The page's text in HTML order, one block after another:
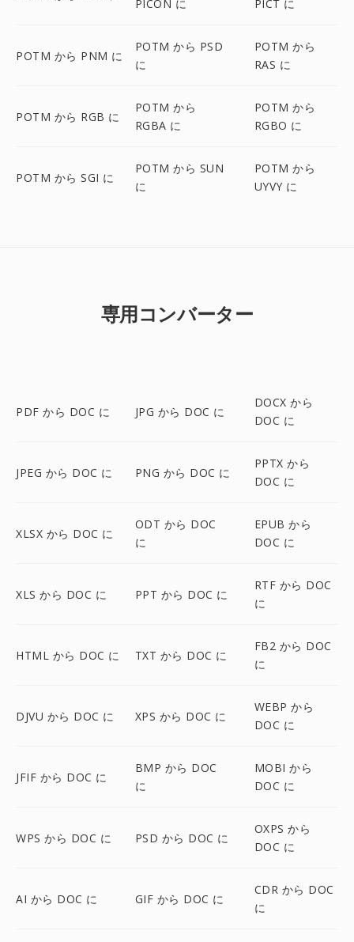
PICON に
PICT に
POTM から PNM に
POTM から PSD
に
POTM から
RAS に
POTM から RGB に
POTM から
RGBA に
POTM から
RGBO に
POTM から SGI に
POTM から SUN
に
POTM から
UYVY に
専用コンバーター
PDF から DOC に JPG から DOC に
DOCX から
DOC に
JPEG から DOC に PNG から DOC に
PPTX から
DOC に
XLSX から DOC に
ODT から DOC
に
EPUB から
DOC に
XLS から DOC に PPT から DOC に
RTF から DOC
に
HTML から DOC に TXT から DOC に
FB2 から DOC
に
DJVU から DOC に XPS から DOC に
WEBP から
DOC に
JFIF から DOC に
BMP から DOC
に
MOBI から
DOC に
WPS から DOC に PSD から DOC に
OXPS から
DOC に
AI から DOC に GIF から DOC に
CDR から DOC
に